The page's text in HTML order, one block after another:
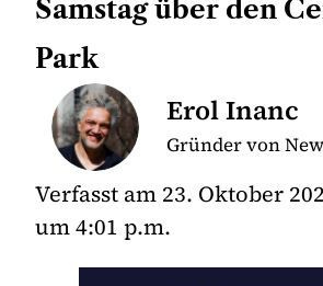
Samstag über den
Park
Erol Inanc
Gründer von
Verfasst am 23. Oktober
um4:01 p.m.